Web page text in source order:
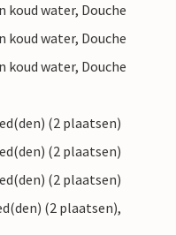
koud water, Douche
koud water, Douche
koud water, Douche
(2 plaatsen)
(2 plaatsen)
(2 plaatsen)
(2 plaatsen),